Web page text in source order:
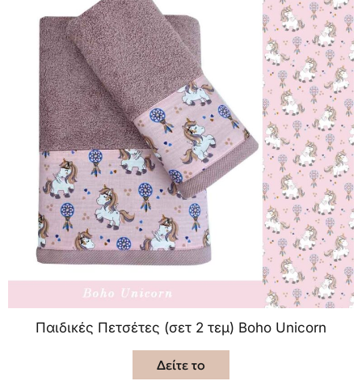
Παιδικές Πετσέτες (σετ 2 τεμ) Boho Unicorn
Δείτε το